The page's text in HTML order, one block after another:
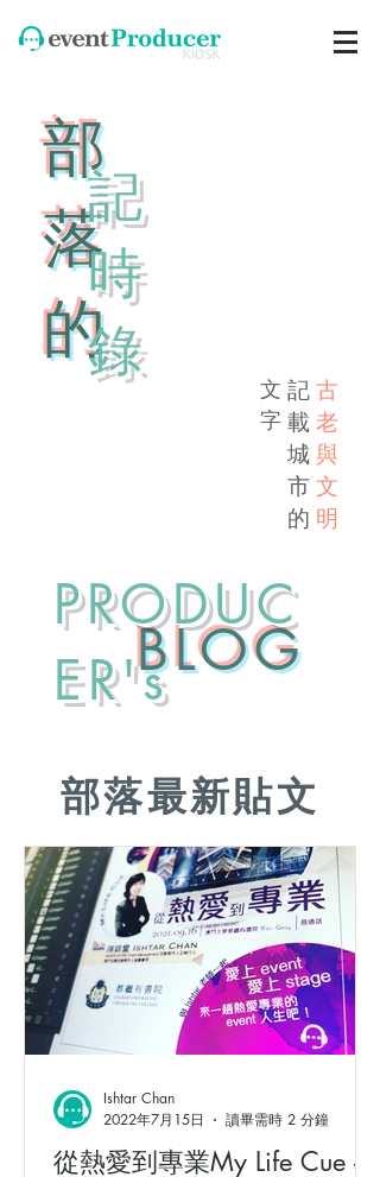
文
​字
​部
落
的
​記
時
錄
記
載
城
市
的
古
老​
與
文
明
​BLOG
PRODUC
ER's
部落最新貼文
從熱愛到專業My Life Cue –
Ishtar Chan
2022年7月15日
讀畢需時 2 分鐘